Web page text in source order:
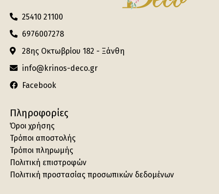
25410 21100
6976007278
28ης Οκτωβρίου 182 - Ξάνθη
info@krinos-deco.gr
Facebook
Πληροφορίες
Όροι χρήσης
Τρόποι αποστολής
Τρόποι πληρωμής
Πολιτική επιστροφών
Πολιτική προστασίας προσωπικών δεδομένων